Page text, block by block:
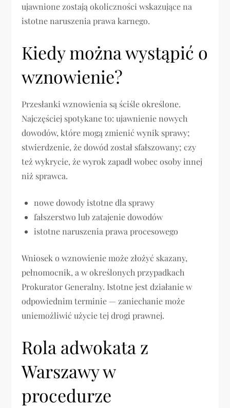
ujawnione zostają okoliczności wskazujące na
istotne naruszenia prawa karnego.
Kiedy można wystąpić o
wznowienie?
Przesłanki wznowienia są ściśle określone.
Najczęściej spotykane to: ujawnienie nowych
dowodów, które mogą zmienić wynik sprawy;
stwierdzenie, że dowód został sfałszowany; czy
też wykrycie, że wyrok zapadł wobec osoby innej
niż sprawca.
nowe dowody istotne dla sprawy
fałszerstwo lub zatajenie dowodów
istotne naruszenia prawa procesowego
Wniosek o wznowienie może złożyć skazany,
pełnomocnik, a w określonych przypadkach
Prokurator Generalny. Istotne jest działanie w
odpowiednim terminie — zaniechanie może
uniemożliwić użycie tej drogi prawnej.
Rola adwokata z
Warszawy w
procedurze